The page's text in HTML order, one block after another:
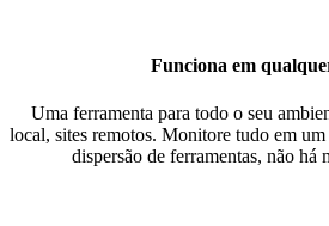
Funciona em
Uma ferramenta para todo o seu
local, sites remotos. Monitore tudo em
dispersão de ferramentas, não há